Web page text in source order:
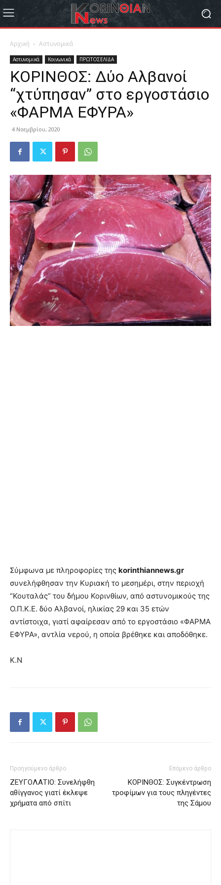
Αρχική Αστυνομικά
Αστυνομικά Κοινωνικά ΠΡΩΤΟΣΕΛΙΔΑ
ΚΟΡΙΝΘΟΣ: Δύο Αλβανοί
“χτύπησαν” στο εργοστάσιο
«ΦΑΡΜΑ ΕΦΥΡΑ»
4 Νοεμβρίου, 2020
Σύμφωνα με πληροφορίες της korinthiannews.gr
συνελήφθησαν την Κυριακή το μεσημέρι, στην περιοχή
“Κουταλάς” του δήμου Κορινθίων, από αστυνομικούς της
Ο.Π.Κ.Ε. δύο Αλβανοί, ηλικίας 29 και 35 ετών
αντίστοιχα, γιατί αφαίρεσαν από το εργοστάσιο «ΦΑΡΜΑ
ΕΦΥΡΑ», αντλία νερού, η οποία βρέθηκε και αποδόθηκε.
Κ.Ν
Προηγούμενο άρθρο
ΖΕΥΓΟΛΑΤΙΟ: Συνελήφθη
αθίγγανος γιατί έκλεψε
χρήματα από σπίτι
Επόμενο άρθρο
ΚΟΡΙΝΘΟΣ: Συγκέντρωση
τροφίμων για τους πληγέντες
της Σάμου